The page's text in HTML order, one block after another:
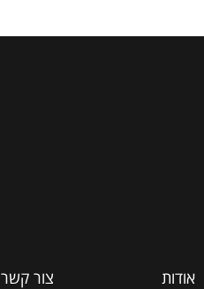
אודות
צור קשר